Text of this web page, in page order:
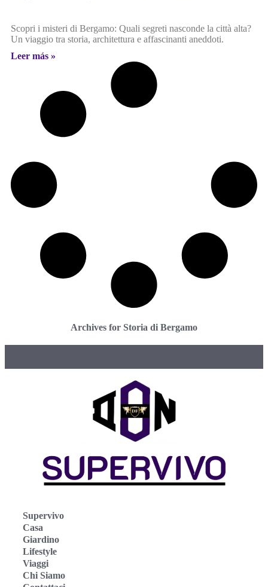
Scopri i misteri di Bergamo: Quali segreti nasconde la città alta?
Un viaggio tra storia, architettura e affascinanti aneddoti.
Leer más »
Archives for Storia di Bergamo
Supervivo
Casa
Giardino
Lifestyle
Viaggi
Chi Siamo